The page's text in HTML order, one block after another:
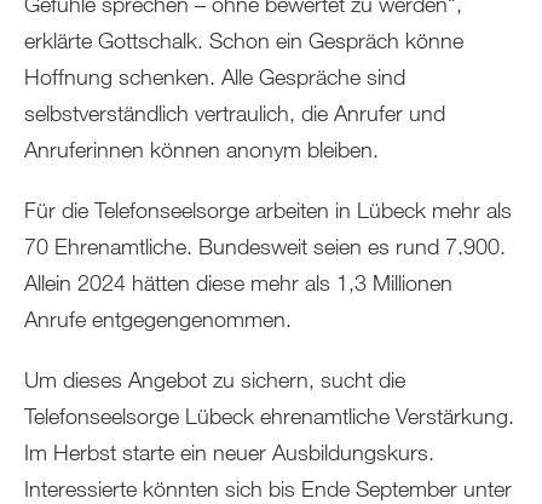
erklärte Gottschalk. Schon ein Gespräch könne
Hoffnung schenken. Alle Gespräche sind
selbstverständlich vertraulich, die Anrufer und
Anruferinnen können anonym bleiben.
Für die Telefonseelsorge arbeiten in Lübeck mehr als
70 Ehrenamtliche. Bundesweit seien es rund 7.900.
Allein 2024 hätten diese mehr als 1,3 Millionen
Anrufe entgegengenommen.
Um dieses Angebot zu sichern, sucht die
Telefonseelsorge Lübeck ehrenamtliche Verstärkung.
Im Herbst starte ein neuer Ausbildungskurs.
Interessierte könnten sich bis Ende September unter